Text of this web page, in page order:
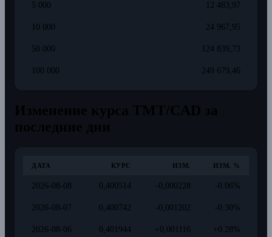
5 000 12 483,97
10 000 24 967,95
50 000 124 839,73
100 000 249 679,46
ДАТА КУРС ИЗМ. ИЗМ. %
2026-08-08 0,400514 -0,000228 -0.06%
2026-08-07 0,400742 -0,001202 -0.30%
2026-08-06 0,401944 +0,001116 +0.28%